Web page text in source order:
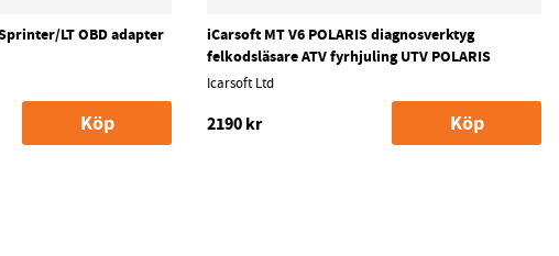
LT OBD adapter
Köp
iCarsoft MT V6 POLARIS diagnosverktyg
felkodsläsare ATV fyrhjuling UTV POLARIS
Icarsoft Ltd
2190 kr Köp